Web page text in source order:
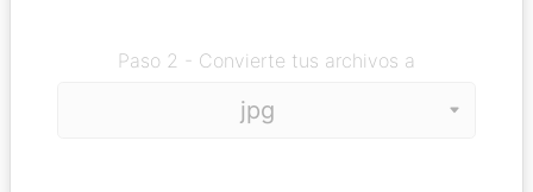
Paso 2 - Convierte tus archivos a